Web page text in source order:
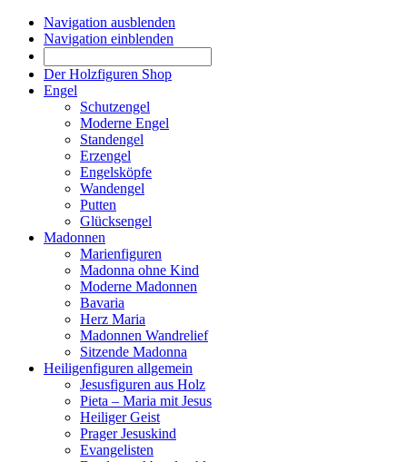
Navigation ausblenden
Navigation einblenden
Der Holzfiguren Shop
Engel
Schutzengel
Moderne Engel
Standengel
Erzengel
Engelsköpfe
Wandengel
Putten
Glücksengel
Madonnen
Marienfiguren
Madonna ohne Kind
Moderne Madonnen
Bavaria
Herz Maria
Madonnen Wandrelief
Sitzende Madonna
Heiligenfiguren allgemein
Jesusfiguren aus Holz
Pieta – Maria mit Jesus
Heiliger Geist
Prager Jesuskind
Evangelisten